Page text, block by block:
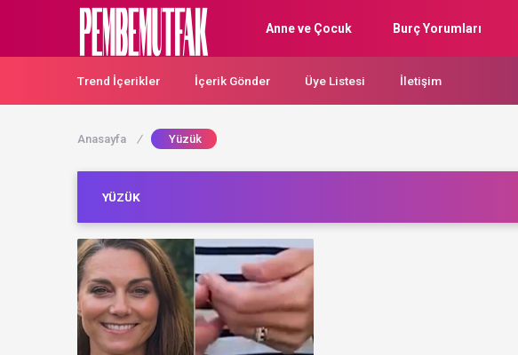
Anne ve Çocuk Burç Yorumları
Trend İçerikler İçerik Gönder Üye Listesi İletişim
Anasayfa / Yüzük
YÜZÜK